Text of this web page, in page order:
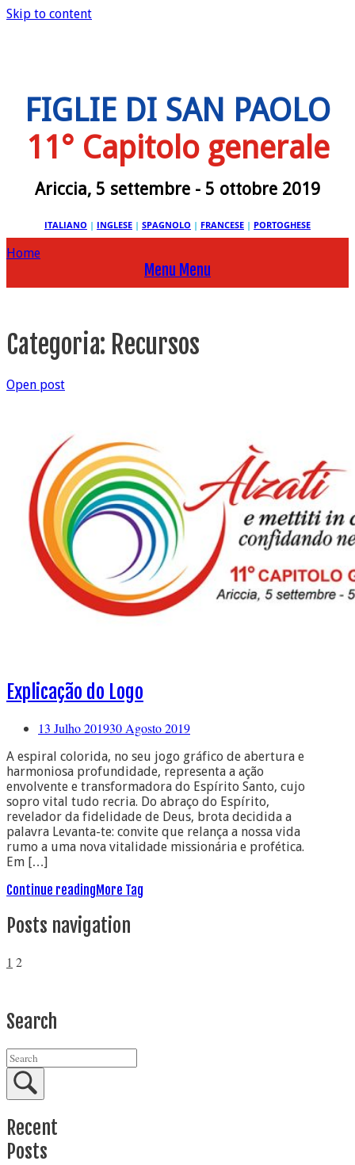
Skip to content
FIGLIE DI SAN PAOLO
11° Capitolo generale
Ariccia, 5 settembre - 5 ottobre 2019
ITALIANO | INGLESE | SPAGNOLO | FRANCESE | PORTOGHESE
Home
Menu Menu
Categoria: Recursos
Open post
Explicação do Logo
13 Julho 201930 Agosto 2019
A espiral colorida, no seu jogo gráfico de abertura e
harmoniosa profundidade, representa a ação
envolvente e transformadora do Espírito Santo, cujo
sopro vital tudo recria. Do abraço do Espírito,
revelador da fidelidade de Deus, brota decidida a
palavra Levanta-te: convite que relança a nossa vida
rumo a uma nova vitalidade missionária e profética.
Em […]
Continue readingMore Tag
Posts navigation
1 2
Search
Recent
Posts